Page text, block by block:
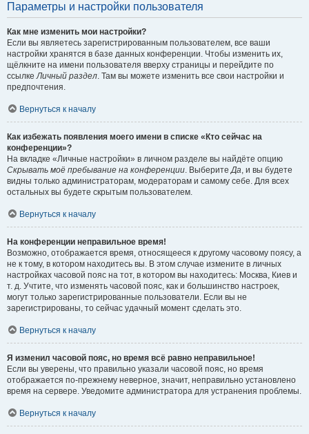
Параметры и настройки пользователя
Как мне изменить мои настройки?
Если вы являетесь зарегистрированным пользователем, все ваши
настройки хранятся в базе данных конференции. Чтобы изменить их,
щёлкните на имени пользователя вверху страницы и перейдите по
ссылкеЛичный раздел. Там вы можете изменить все свои настройки и
предпочтения.
Вернуться к началу
Как избежать появления моего имени в списке «Кто сейчас на
конференции»?
На вкладке «Личные настройки» в личном разделе вы найдёте опцию
Скрывать моё пребывание на конференции. ВыберитеДа, и вы будете
видны только администраторам, модераторам и самому себе. Для всех
остальных вы будете скрытым пользователем.
Вернуться к началу
На конференции неправильное время!
Возможно, отображается время, относящееся к другому часовому поясу, а
не к тому, в котором находитесь вы. В этом случае измените в личных
настройках часовой пояс на тот, в котором вы находитесь: Москва, Киев и
т. д. Учтите, что изменять часовой пояс, как и большинство настроек,
могут только зарегистрированные пользователи. Если вы не
зарегистрированы, то сейчас удачный момент сделать это.
Вернуться к началу
Я изменил часовой пояс, но время всё равно неправильное!
Если вы уверены, что правильно указали часовой пояс, но время
отображается по-прежнему неверное, значит, неправильно установлено
время на сервере. Уведомите администратора для устранения проблемы.
Вернуться к началу